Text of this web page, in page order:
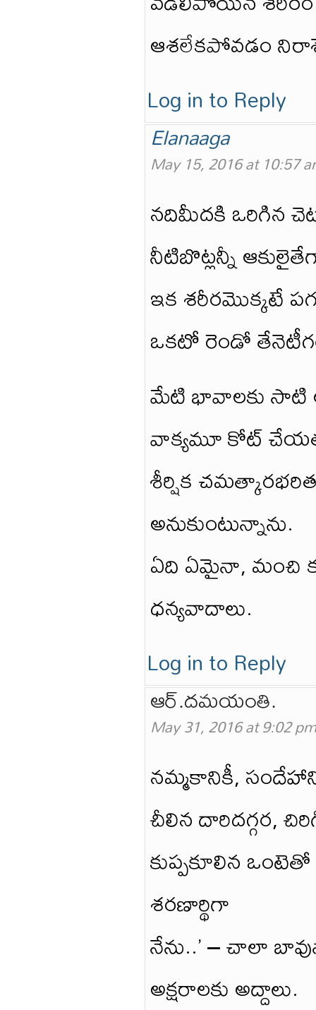
ఆశలేకపోవడం
Log in to Reply
Elanaaga
May 15, 2016 at 10:57
నదిమీదకి ఒరిగిన
నీటిబొట్లన్నీ
ఇక శరీరమొక్కటే
ఒకటో రెండో
మేటి భావాలకు సాటి
వాక్యమూ కోట్
శీర్షిక
అనుకుంటున్నాను.
ఏది ఏమైనా, మంచి
ధన్యవాదాలు.
Log in to Reply
ఆర్.దమయంతి.
May 31, 2016 at 9:02 pm
నమ్మకానికీ,
చీలిన దారిదగ్గర,
కుప్పకూలిన ఒంటెతో
శరణార్థిగా
నేను..’ – చాలా
అక్షరాలకు అద్దాలు.